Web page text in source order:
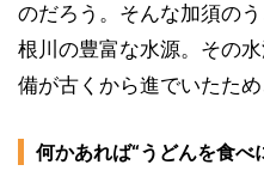
のだろう。そんな加須の
根川の豊富な水源。その
備が古くから進でいたた
何かあれば“うどんを食べ